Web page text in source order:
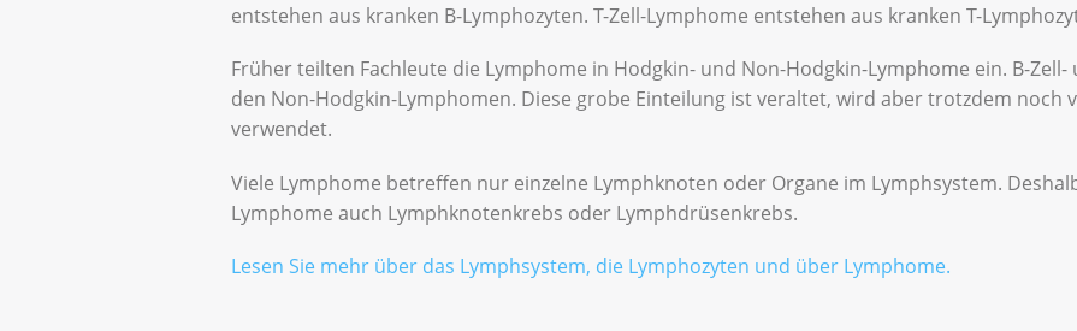
entstehen aus kranken B-Lymphozyten. T-Zell-Lymphome entstehen aus kranken T-
Früher teilten Fachleute die Lymphome in Hodgkin- und Non-Hodgkin-Lymphome ein. B-
den Non-Hodgkin-Lymphomen. Diese grobe Einteilung ist veraltet, wird aber trotzdem noch
verwendet.
Viele Lymphome betreffen nur einzelne Lymphknoten oder Organe im Lymphsystem.
Lymphome auch Lymphknotenkrebs oder Lymphdrüsenkrebs.
Lesen Sie mehr über das Lymphsystem, die Lymphozyten und über Lymphome.